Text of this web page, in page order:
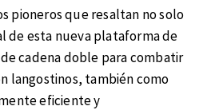
pioneros que resaltan no solo
de esta nueva plataforma de
cadena doble para combatir
langostinos, también como
eficiente y